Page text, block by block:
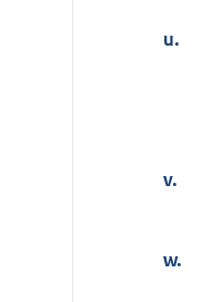
u.
v.
w.